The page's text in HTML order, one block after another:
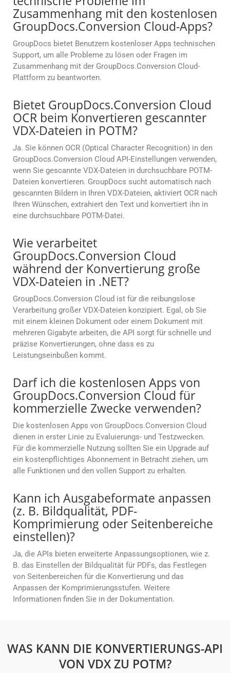
Zusammenhang mit den kostenlosen
GroupDocs.Conversion Cloud-Apps?
GroupDocs bietet Benutzern kostenloser Apps technischen
Support, um alle Probleme zu lösen oder Fragen im
Zusammenhang mit der GroupDocs.Conversion Cloud-
Plattform zu beantworten.
Bietet GroupDocs.Conversion Cloud
OCR beim Konvertieren gescannter
VDX-Dateien in POTM?
Ja. Sie können OCR (Optical Character Recognition) in den
GroupDocs.Conversion Cloud API-Einstellungen verwenden,
wenn Sie gescannte VDX-Dateien in durchsuchbare POTM-
Dateien konvertieren. GroupDocs sucht automatisch nach
gescannten Bildern in Ihren VDX-Dateien, aktiviert OCR nach
Ihren Wünschen, extrahiert den Text und konvertiert ihn in
eine durchsuchbare POTM-Datei.
Wie verarbeitet
GroupDocs.Conversion Cloud
während der Konvertierung große
VDX-Dateien in .NET?
GroupDocs.Conversion Cloud ist für die reibungslose
Verarbeitung großer VDX-Dateien konzipiert. Egal, ob Sie
mit einem kleinen Dokument oder einem Dokument mit
mehreren Gigabyte arbeiten, die API sorgt für schnelle und
präzise Konvertierungen, ohne dass es zu
Leistungseinbußen kommt.
Darf ich die kostenlosen Apps von
GroupDocs.Conversion Cloud für
kommerzielle Zwecke verwenden?
Die kostenlosen Apps von GroupDocs.Conversion Cloud
dienen in erster Linie zu Evaluierungs- und Testzwecken.
Für die kommerzielle Nutzung sollten Sie ein Upgrade auf
ein kostenpflichtiges Abonnement in Betracht ziehen, um
alle Funktionen und den vollen Support zu erhalten.
Kann ich Ausgabeformate anpassen
(z. B. Bildqualität, PDF-
Komprimierung oder Seitenbereiche
einstellen)?
Ja, die APIs bieten erweiterte Anpassungsoptionen, wie z.
B. das Einstellen der Bildqualität für PDFs, das Festlegen
von Seitenbereichen für die Konvertierung und das
Anpassen der Komprimierungsstufen. Weitere
Informationen finden Sie in der Dokumentation.
WAS KANN DIE KONVERTIERUNGS-API
VON VDX ZU POTM?